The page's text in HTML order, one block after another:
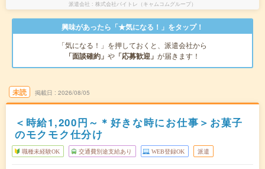
派遣会社 株式会社バイトレ（キャムコムグループ）
興味があったら「★気になる！」をタップ！
「気になる！」を押しておくと、派遣会社から
「面談確約」 や 「応募歓迎」 が届きます！
未読 掲載日 2026/08/05
＜時給1,200円～＊好きな時にお仕事＞お菓子
のモクモク仕分け
職種未経験OK 交通費別途支給あり WEB登録OK 派遣